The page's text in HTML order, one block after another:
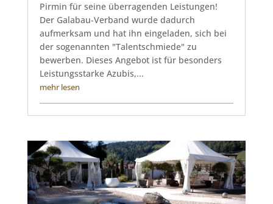
Pirmin für seine überragenden Leistungen!
Der Galabau-Verband wurde dadurch
aufmerksam und hat ihn eingeladen, sich bei
der sogenannten "Talentschmiede" zu
bewerben. Dieses Angebot ist für besonders
Leistungsstarke Azubis,...
mehr lesen